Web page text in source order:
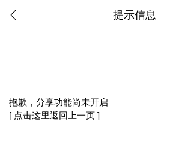
提示信息
抱歉，分享功能尚未开启
[ 点击这里返回上一页 ]